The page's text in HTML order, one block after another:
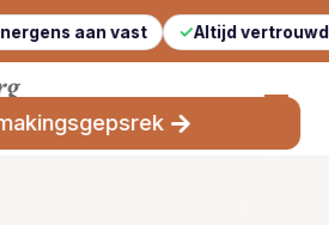
vast Altijd vertrouwde